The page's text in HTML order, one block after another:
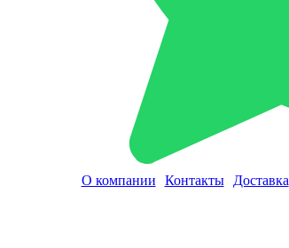
О компании Контакты Доставка